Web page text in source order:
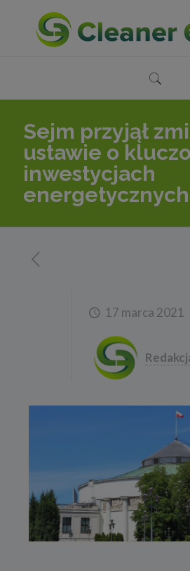
Sejm przyjął
ustawie o
inwestycjach
energetycznych
17 marca 2021